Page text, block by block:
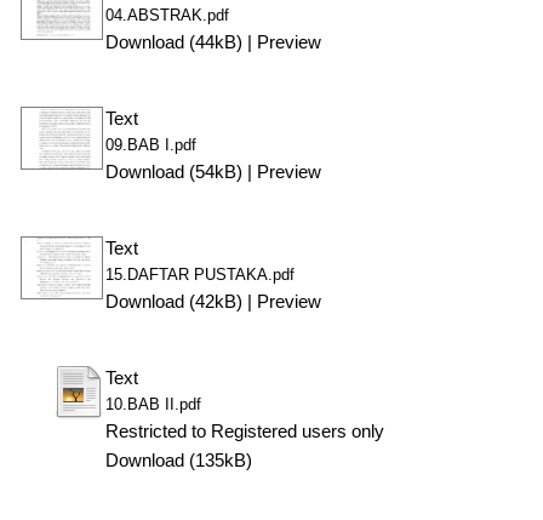
04.ABSTRAK.pdf
Download (44kB) Preview
Text
09.BAB I.pdf
Download (54kB) Preview
Text
15.DAFTAR PUSTAKA.pdf
Download (42kB) Preview
Text
10.BAB II.pdf
Restricted to Registered users only
Download (135kB)